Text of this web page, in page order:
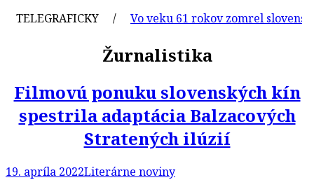
/ Vo veku 61 rokov zomrel slovenský
Žurnalistika
Filmovú ponuku slovenských kín
spestrila adaptácia Balzacových
Stratených ilúzií
19. apríla 2022Literárne noviny